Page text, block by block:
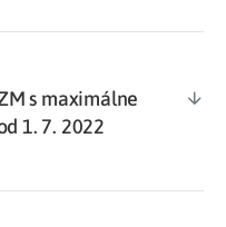
s maximálne
1. 7. 2022